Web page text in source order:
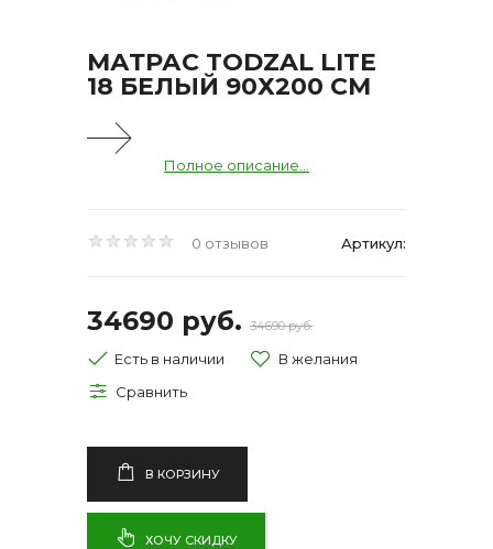
МАТРАС TODZAL LITE
18 БЕЛЫЙ 90Х200 СМ
Полное описание...
0 отзывов Артикул:
34690 руб. 34690 руб.
Есть в наличии
В КОРЗИНУ
ХОЧУ СКИДКУ